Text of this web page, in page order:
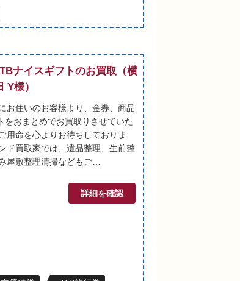
ナイスギフトのお買取（横
Y様）
お住いのお客様より、金券、商品
をおまとめでお買取りさせていた
用命を心よりお待ちしておりま
ド買取家では、遺品整理、生前整
屋敷整理清掃などもご…
詳細を確認